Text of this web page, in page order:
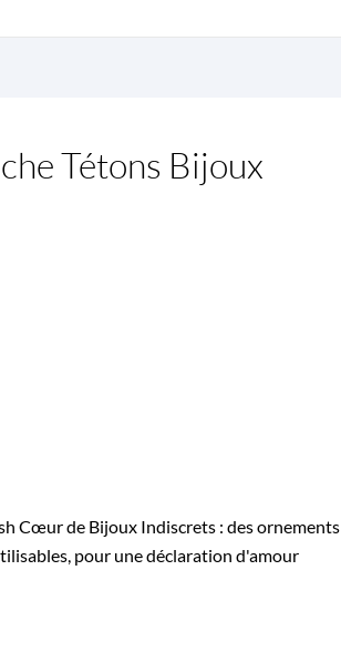
Tétons Bijoux
Cœur de Bijoux Indiscrets : des ornements
pour une déclaration d'amour